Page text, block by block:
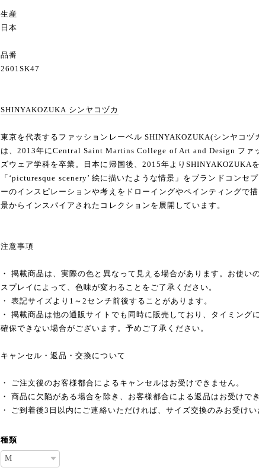
生産
日本
品番
2601SK47
SHINYAKOZUKA シンヤコヅカ
東京を代表するファッションレーベル SHINYAKOZUKA(シンヤコヅ
は、2013年にCentral Saint Martins College of Art and Design ファ
ズウェア学科を卒業。日本に帰国後、2015年よりSHINYAKOZUKAを
「‘picturesque scenery’ 絵に描いたような情景」をブランドコンセ
ーのインスピレーションや考えをドローイングやペインティングで
景からインスパイアされたコレクションを展開しています。
注意事項
・ 掲載商品は、実際の色と異なって見える場合があります。お使い
スプレイによって、色味が変わることをご了承ください。
・ 表記サイズより1～2センチ前後することがあります。
・ 掲載商品は他の通販サイトでも同時に販売しており、タイミング
確保できない場合がございます。予めご了承ください。
キャンセル・返品・交換について
・ ご注文後のお客様都合によるキャンセルはお受けできません。
・ 商品に欠陥がある場合を除き、お客様都合による返品はお受けで
・ ご到着後3日以内にご連絡いただければ、サイズ交換のみお受けい
種類